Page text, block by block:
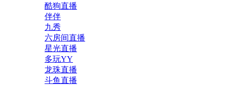
酷狗直播
伴伴
九秀
六房间直播
星光直播
多玩YY
龙珠直播
斗鱼直播